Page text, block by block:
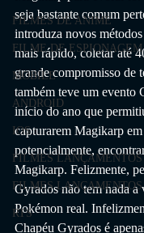
FILMES DE ANIME
FILME DE ESPIONAGEM
MOBILE
ANDROID
IOS
FILMES LANÇAMENTOS
FILMES LANÇAMENTOS
RTS
seja bastante comum
introduza novos
mais rápido, coletar até
grande compromisso de
também teve um evento
início do ano que
capturarem Magikarp em
potencialmente,
Magikarp. Felizmente,
Gyrados não tem nada a
Pokémon real.
Chapéu Gyrados é